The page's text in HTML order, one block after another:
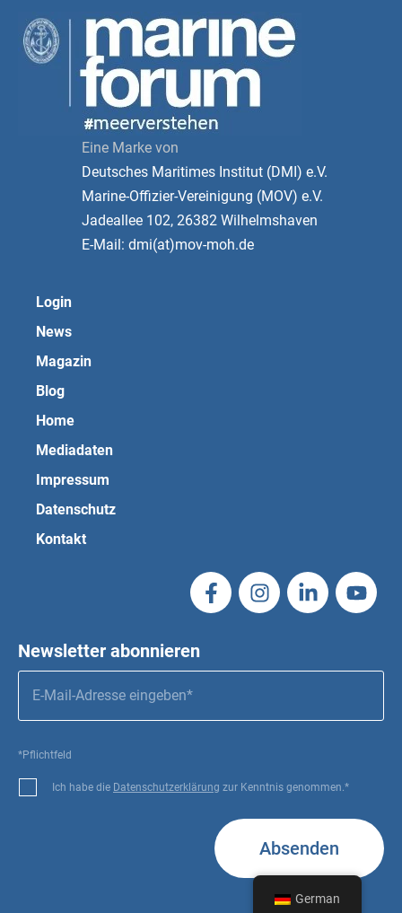
Eine Marke von
Deutsches Maritimes Institut (DMI) e.V.
Marine-Offizier-Vereinigung (MOV) e.V.
Jadeallee 102, 26382 Wilhelmshaven
E-Mail: dmi(at)mov-moh.de
Login
News
Magazin
Blog
Home
Mediadaten
Impressum
Datenschutz
Kontakt
Newsletter abonnieren
*Pflichtfeld
Ich habe die Datenschutzerklärung zur Kenntnis genommen.*
Absenden
German